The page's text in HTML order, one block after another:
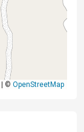
© OpenStreetMap